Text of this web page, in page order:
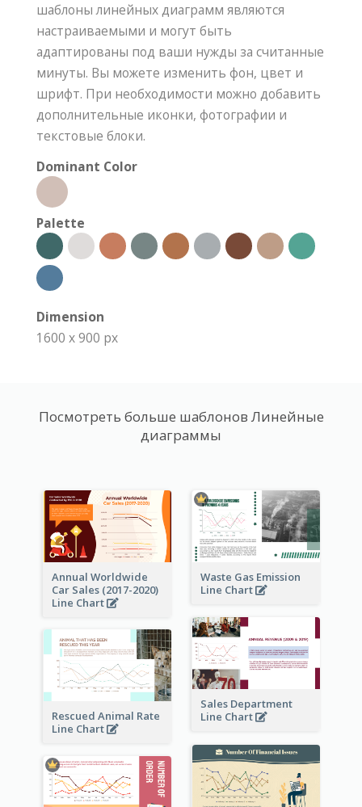
шаблоны линейных диаграмм являются
настраиваемыми и могут быть
адаптированы под ваши нужды за считанные
минуты. Вы можете изменить фон, цвет и
шрифт. При необходимости можно добавить
дополнительные иконки, фотографии и
текстовые блоки.
Dominant Color
Palette
Dimension
1600 x 900 px
Посмотреть больше шаблонов Линейные
диаграммы
Annual Worldwide
Car Sales (2017-2020)
Line Chart
Waste Gas Emission
Line Chart
Sales Department
Line Chart
Rescued Animal Rate
Line Chart